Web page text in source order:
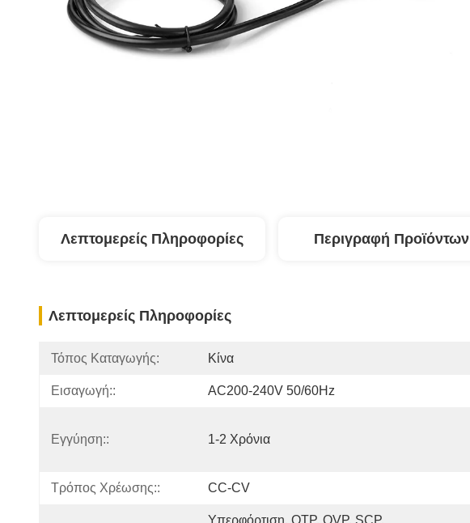
Λεπτομερείς Πληροφορίες Περιγραφή Προϊόντων
Λεπτομερείς Πληροφορίες
Τόπος Καταγωγής: Κίνα
Εισαγωγή:: AC200-240V 50/60Hz
Εγγύηση:: 1-2 Χρόνια
Τρόπος Χρέωσης:: CC-CV
Υπερφόρτιση, OTP, OVP, SCP,